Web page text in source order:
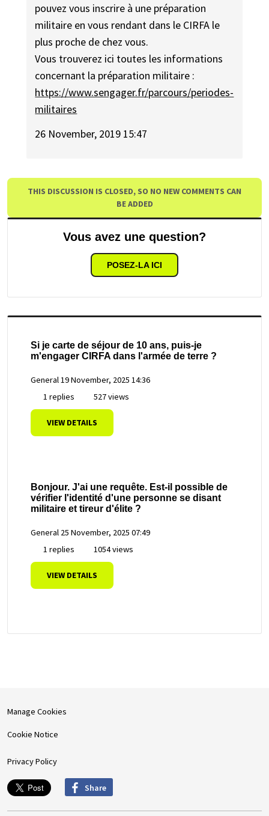
pouvez vous inscrire à une préparation
militaire en vous rendant dans le CIRFA le
plus proche de chez vous.
Vous trouverez ici toutes les informations
concernant la préparation militaire :
https://www.sengager.fr/parcours/periodes-
militaires
26 November, 2019 15:47
THIS DISCUSSION IS CLOSED, SO NO NEW COMMENTS CAN
BE ADDED
Vous avez une question?
POSEZ-LA ICI
Si je carte de séjour de 10 ans, puis-je
m'engager CIRFA dans l'armée de terre ?
General19 November, 2025 14:36
1 replies
527 views
VIEW DETAILS
Bonjour. J'ai une requête. Est-il possible de
vérifier l'identité d'une personne se disant
militaire et tireur d'élite ?
General 25 November, 2025 07:49
1 replies
1054 views
VIEW DETAILS
Manage Cookies
Cookie Notice
Privacy Policy
Share